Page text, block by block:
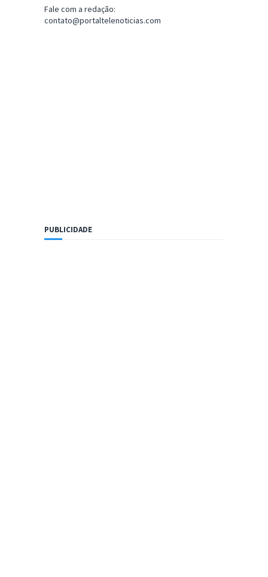
Fale com a redação:
contato@portaltelenoticias.com
PUBLICIDADE